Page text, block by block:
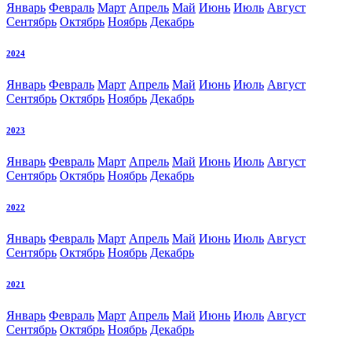
Январь Февраль Март Апрель Май Июнь Июль Август
Сентябрь Октябрь Ноябрь Декабрь
2024
Январь Февраль Март Апрель Май Июнь Июль Август
Сентябрь Октябрь Ноябрь Декабрь
2023
Январь Февраль Март Апрель Май Июнь Июль Август
Сентябрь Октябрь Ноябрь Декабрь
2022
Январь Февраль Март Апрель Май Июнь Июль Август
Сентябрь Октябрь Ноябрь Декабрь
2021
Январь Февраль Март Апрель Май Июнь Июль Август
Сентябрь Октябрь Ноябрь Декабрь